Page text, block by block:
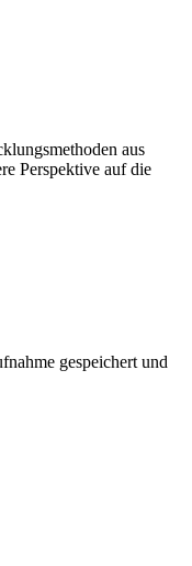
aus
Perspektive auf die
gespeichert und